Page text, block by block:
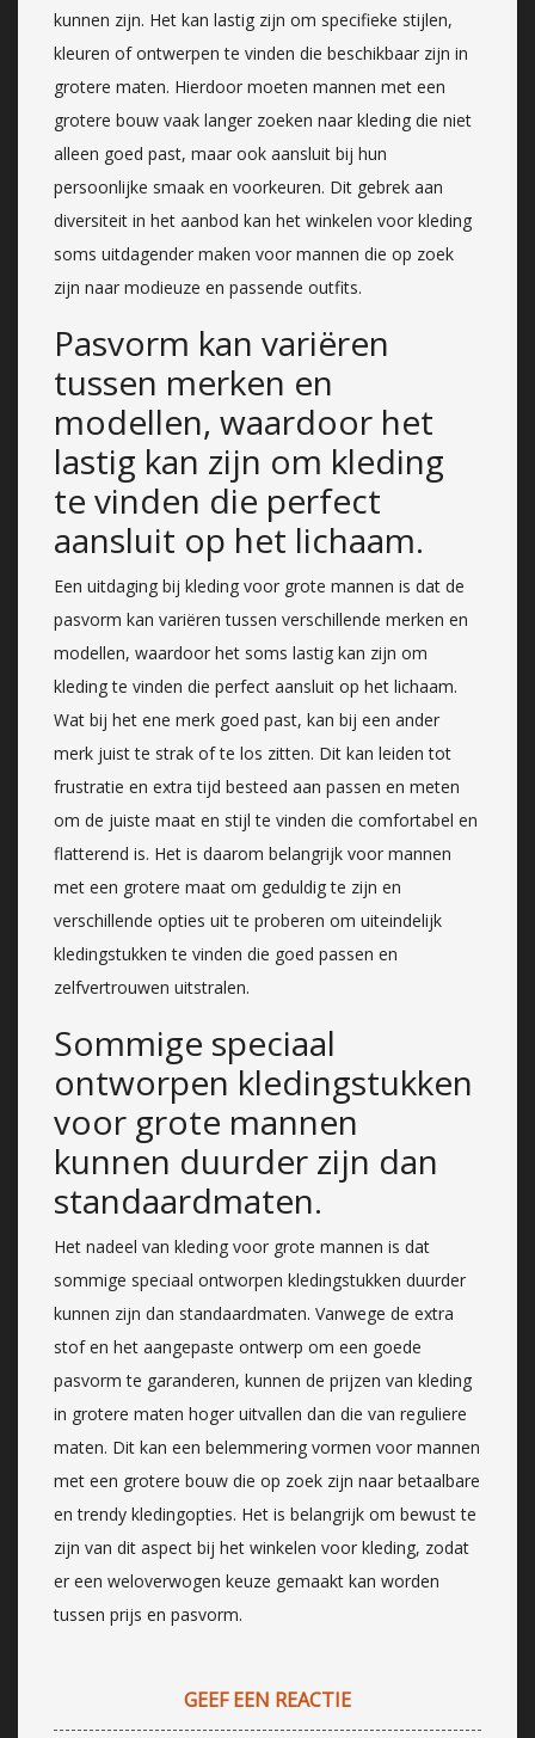
kunnen zijn. Het kan lastig zijn om specifieke stijlen,
kleuren of ontwerpen te vinden die beschikbaar zijn in
grotere maten. Hierdoor moeten mannen met een
grotere bouw vaak langer zoeken naar kleding die niet
alleen goed past, maar ook aansluit bij hun
persoonlijke smaak en voorkeuren. Dit gebrek aan
diversiteit in het aanbod kan het winkelen voor kleding
soms uitdagender maken voor mannen die op zoek
zijn naar modieuze en passende outfits.
Pasvorm kan variëren
tussen merken en
modellen, waardoor het
lastig kan zijn om kleding
te vinden die perfect
aansluit op het lichaam.
Een uitdaging bij kleding voor grote mannen is dat de
pasvorm kan variëren tussen verschillende merken en
modellen, waardoor het soms lastig kan zijn om
kleding te vinden die perfect aansluit op het lichaam.
Wat bij het ene merk goed past, kan bij een ander
merk juist te strak of te los zitten. Dit kan leiden tot
frustratie en extra tijd besteed aan passen en meten
om de juiste maat en stijl te vinden die comfortabel en
flatterend is. Het is daarom belangrijk voor mannen
met een grotere maat om geduldig te zijn en
verschillende opties uit te proberen om uiteindelijk
kledingstukken te vinden die goed passen en
zelfvertrouwen uitstralen.
Sommige speciaal
ontworpen kledingstukken
voor grote mannen
kunnen duurder zijn dan
standaardmaten.
Het nadeel van kleding voor grote mannen is dat
sommige speciaal ontworpen kledingstukken duurder
kunnen zijn dan standaardmaten. Vanwege de extra
stof en het aangepaste ontwerp om een goede
pasvorm te garanderen, kunnen de prijzen van kleding
in grotere maten hoger uitvallen dan die van reguliere
maten. Dit kan een belemmering vormen voor mannen
met een grotere bouw die op zoek zijn naar betaalbare
en trendy kledingopties. Het is belangrijk om bewust te
zijn van dit aspect bij het winkelen voor kleding, zodat
er een weloverwogen keuze gemaakt kan worden
tussen prijs en pasvorm.
GEEF EEN REACTIE